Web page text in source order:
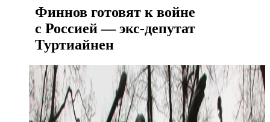
Финнов готовят к войне
с Россией — экс-депутат
Туртиайнен